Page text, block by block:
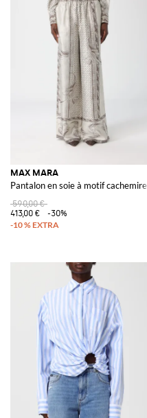
MAX MARA
Pantalon en soie à motif cachemire
590,00 €
413,00 €
-30%